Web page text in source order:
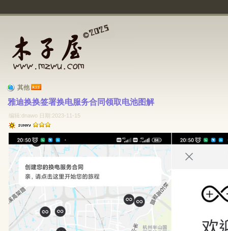
其他
雅迪换换签署换电服务合同领取电池图解
编辑:dnawo 日期:2023-11-15